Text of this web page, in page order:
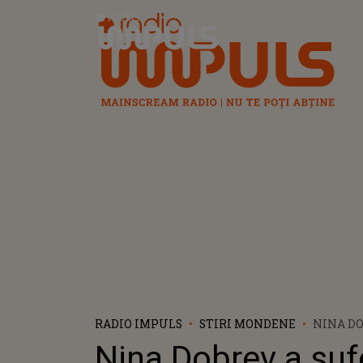
Radio Impuls
RADIO IMPULS STIRI MONDENE
NINA